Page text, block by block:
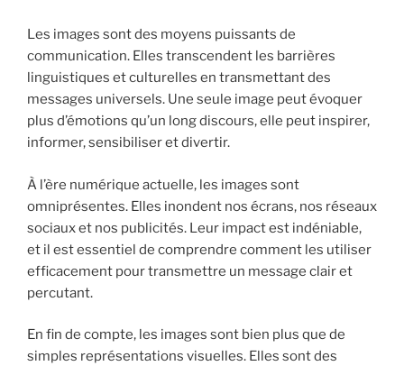
Les images sont des moyens puissants de
communication. Elles transcendent les barrières
linguistiques et culturelles en transmettant des
messages universels. Une seule image peut évoquer
plus d’émotions qu’un long discours, elle peut inspirer,
informer, sensibiliser et divertir.
À l’ère numérique actuelle, les images sont
omniprésentes. Elles inondent nos écrans, nos réseaux
sociaux et nos publicités. Leur impact est indéniable,
et il est essentiel de comprendre comment les utiliser
efficacement pour transmettre un message clair et
percutant.
En fin de compte, les images sont bien plus que de
simples représentations visuelles. Elles sont des